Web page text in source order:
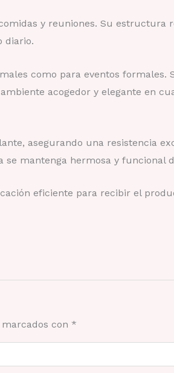
y reuniones. Su estructura
diario.
como para eventos formales.
acogedor y elegante en
asegurando una resistencia
mantenga hermosa y funcional
eficiente para recibir el
con *